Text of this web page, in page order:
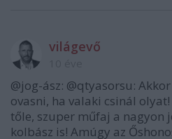
világevő
@jog-ász: @qtyasorsu:
ovasni, ha valaki csinál
tőle, szuper műfaj a nagyon
kolbász is! Amúgy az